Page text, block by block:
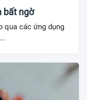
bất ngờ
qua các ứng dụng